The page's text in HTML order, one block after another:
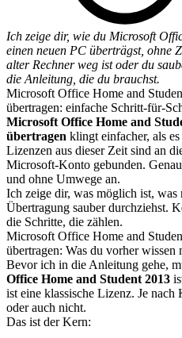
Ich zeige dir, wie du Microsoft
einen neuen PC überträgst, ohne
alter Rechner weg ist oder du
die Anleitung, die du brauchst.
Microsoft Office Home and
übertragen: einfache Schritt-für-
Microsoft Office Home and
übertragen klingt einfacher, als
Lizenzen aus dieser Zeit sind an
Microsoft-Konto gebunden.
und ohne Umwege an.
Ich zeige dir, was möglich ist,
Übertragung sauber durchziehst.
die Schritte, die zählen.
Microsoft Office Home and
übertragen: Was du vorher wissen
Bevor ich in die Anleitung gehe,
Office Home and Student 2013
ist eine klassische Lizenz. Je nach
oder auch nicht.
Das ist der Kern: